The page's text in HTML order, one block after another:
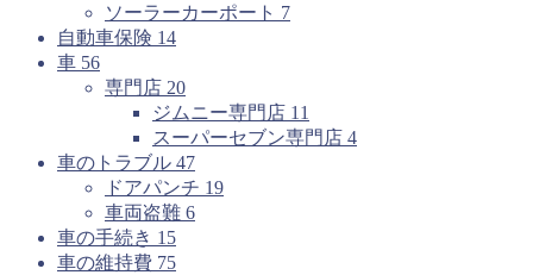
ソーラーカーポート 7
自動車保険 14
車 56
専門店 20
ジムニー専門店 11
スーパーセブン専門店 4
車のトラブル 47
ドアパンチ 19
車両盗難 6
車の手続き 15
車の維持費 75